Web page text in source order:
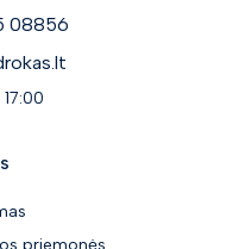
08856
priemonės